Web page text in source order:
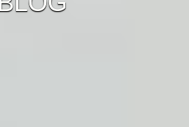
Contact